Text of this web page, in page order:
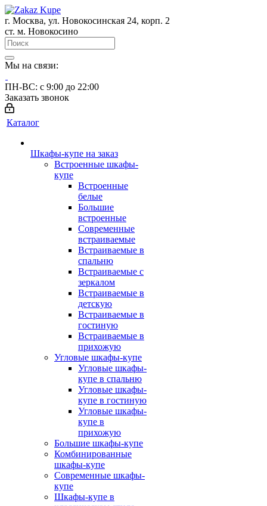
г. Москва, ул. Новокосинская 24, корп. 2
ст. м. Новокосино
Мы на связи:
ПН-ВС: с 9:00 до 22:00
Заказать звонок
Каталог
Шкафы-купе на заказ
Встроенные шкафы-
купе
Встроенные
белые
Большие
встроенные
Современные
встраиваемые
Встраиваемые в
спальню
Встраиваемые с
зеркалом
Встраиваемые в
детскую
Встраиваемые в
гостиную
Встраиваемые в
прихожую
Угловые шкафы-купе
Угловые шкафы-
купе в спальню
Угловые шкафы-
купе в гостиную
Угловые шкафы-
купе в
прихожую
Большие шкафы-купе
Комбинированные
шкафы-купе
Современные шкафы-
купе
Шкафы-купе в